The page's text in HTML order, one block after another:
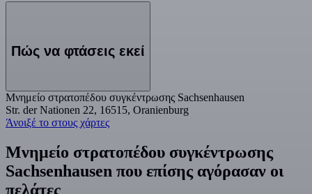
Πώς να φτάσεις εκεί
Μνημείο στρατοπέδου συγκέντρωσης Sachsenhausen
Str. der Nationen 22, 16515, Oranienburg
Άνοιξέ το στους χάρτες
Μνημείο στρατοπέδου συγκέντρωσης
Sachsenhausen που επίσης αγόρασαν οι
πελάτες